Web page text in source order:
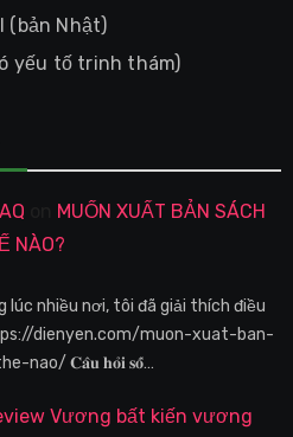
(bản Nhật)
yếu tố trinh thám)
MUỐN XUẤT BẢN SÁCH
NÀO?
lúc nhiều nơi, tôi đã giải thích điều
dienyen.com/muon-xuat-ban-
nao/ 𝐂𝐚̂𝐮 𝐡𝐨̉𝐢 𝐬𝐨̂́…
Vương bất kiến vương